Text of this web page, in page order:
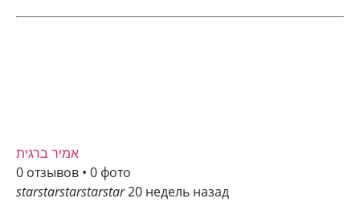
אמיר ברגית
0 отзывов • 0 фото
starstarstarstarstar20 недель назад